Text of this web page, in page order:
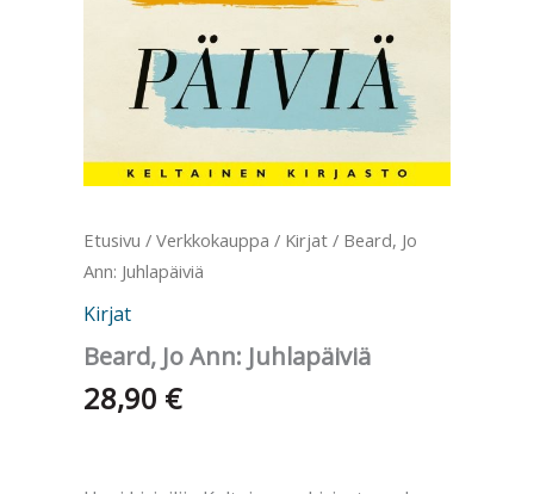
Etusivu / Verkkokauppa / Kirjat / Beard, Jo
Ann: Juhlapäiviä
Kirjat
Beard, Jo Ann: Juhlapäiviä
28,90 €